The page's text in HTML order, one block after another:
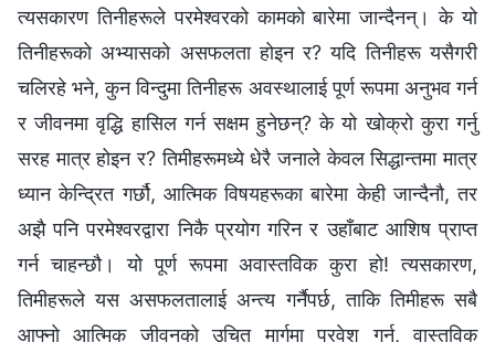
त्यसकारण तिनीहरूले परमेश्‍वरको कामको बारेमा जान्दैनन्। के यो
तिनीहरूको अभ्यासको असफलता होइन र? यदि तिनीहरू यसैगरी
चलिरहे भने, कुन विन्दुमा तिनीहरू अवस्थालाई पूर्ण रूपमा अनुभव गर्न
र जीवनमा वृद्धि हासिल गर्न सक्षम हुनेछन्? के यो खोक्रो कुरा गर्नु
सरह मात्र होइन र? तिमीहरूमध्ये धेरै जनाले केवल सिद्धान्तमा मात्र
ध्यान केन्द्रित गर्छौ, आत्मिक विषयहरूका बारेमा केही जान्दैनौ, तर
अझै पनि परमेश्‍वरद्वारा निकै प्रयोग गरिन र उहाँबाट आशिष प्राप्त
गर्न चाहन्छौ। यो पूर्ण रूपमा अवास्तविक कुरा हो! त्यसकारण,
तिमीहरूले यस असफलतालाई अन्त्य गर्नैपर्छ, ताकि तिमीहरू सबै
आफ्नो आत्मिक जीवनको उचित मार्गमा प्रवेश गर्न, वास्तविक